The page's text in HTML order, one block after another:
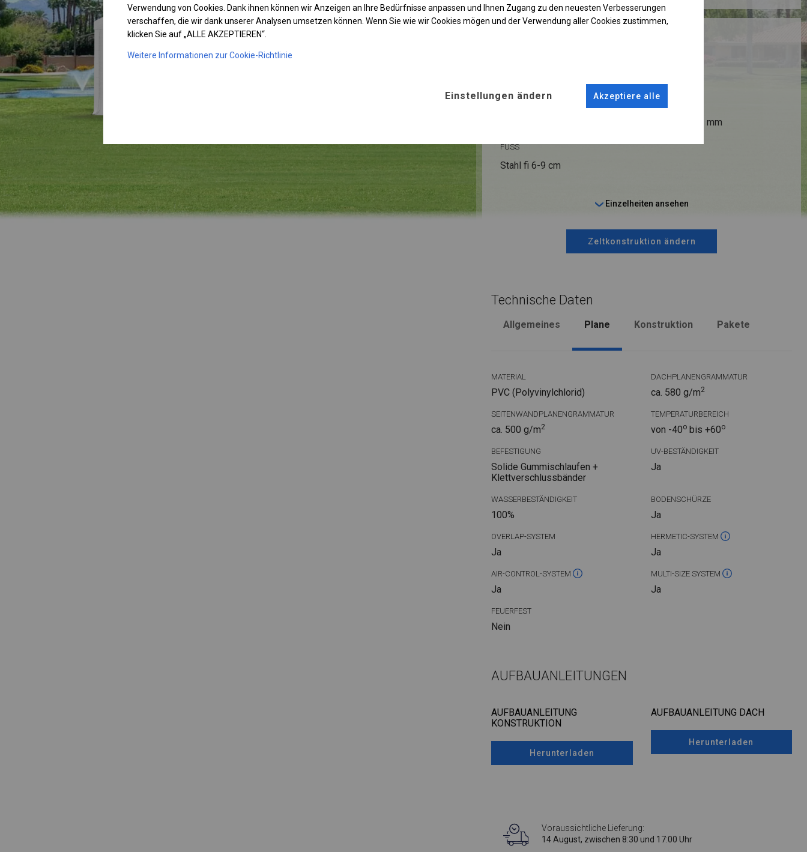
fi 42 mm
FUSS
Stahl fi 6-9 cm
Einzelheiten ansehen
Zeltkonstruktion ändern
Technische Daten
Allgemeines Plane Konstruktion Pakete
MATERIAL
PVC (Polyvinylchlorid)
DACHPLANENGRAMMATUR
ca. 580 g/m2
SEITENWANDPLANENGRAMMATUR
ca. 500 g/m2
TEMPERATURBEREICH
von -40obis +60o
BEFESTIGUNG
Solide Gummischlaufen +
Klettverschlussbänder
UV-BESTÄNDIGKEIT
Ja
WASSERBESTÄNDIGKEIT
100%
BODENSCHÜRZE
Ja
OVERLAP-SYSTEM
Ja
HERMETIC-SYSTEM
Ja
AIR-CONTROL-SYSTEM
Ja
MULTI-SIZE SYSTEM
Ja
FEUERFEST
Nein
AUFBAUANLEITUNGEN
AUFBAUANLEITUNG
KONSTRUKTION
Herunterladen
AUFBAUANLEITUNG DACH
Herunterladen
Voraussichtliche Lieferung:
14 August, zwischen 8:30 und 17:00 Uhr
Verwendung von Cookies. Dank ihnen können wir Anzeigen an Ihre Bedürfnisse anpassen und Ihnen Zugang zu den neuesten Verbesserungen
verschaffen, die wir dank unserer Analysen umsetzen können. Wenn Sie wie wir Cookies mögen und der Verwendung aller Cookies zustimmen,
klicken Sie auf „ALLE AKZEPTIEREN“.
Weitere Informationen zur Cookie-Richtlinie
Einstellungen ändern Akzeptiere alle